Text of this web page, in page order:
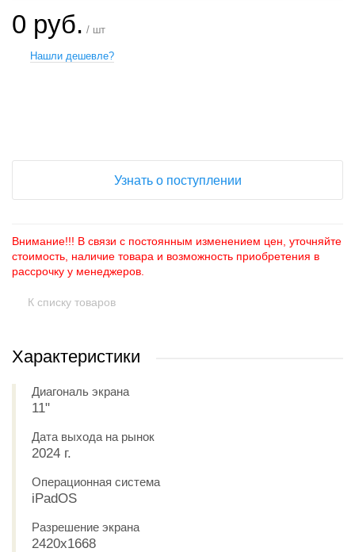
0 руб. / шт
Нашли дешевле?
Узнать о поступлении
Внимание!!! В связи с постоянным изменением цен, уточняйте
стоимость, наличие товара и возможность приобретения в
рассрочку у менеджеров.
К списку товаров
Характеристики
Диагональ экрана
11"
Дата выхода на рынок
2024 г.
Операционная система
iPadOS
Разрешение экрана
2420x1668